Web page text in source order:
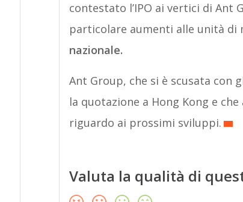
contestato l’IPO ai vertici di Ant
particolare aumenti alle unità
nazionale.
Ant Group, che si è scusata con
la quotazione a Hong Kong e
riguardo ai prossimi sviluppi.
Valuta la qualità di